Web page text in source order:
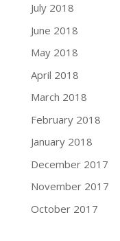
July 2018
June 2018
May 2018
April 2018
March 2018
February 2018
January 2018
December 2017
November 2017
October 2017